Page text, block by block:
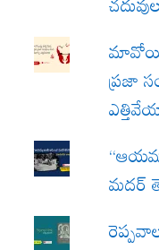
ప్రజా
మదర్